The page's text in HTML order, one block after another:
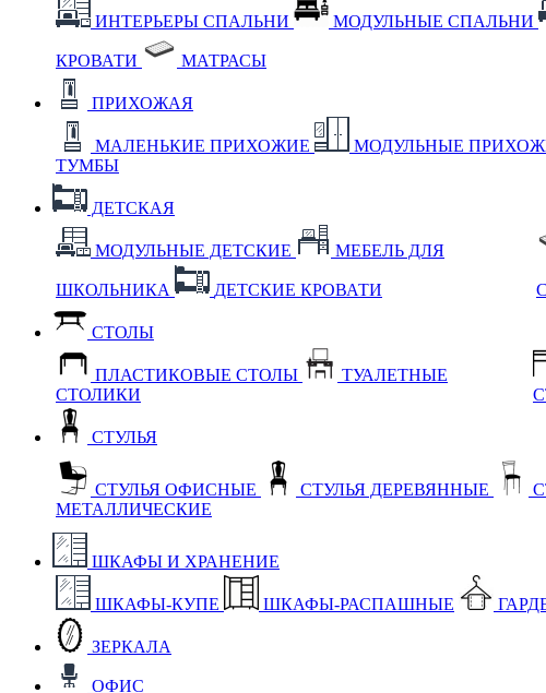
ИНТЕРЬЕРЫ СПАЛЬНИ МОДУЛЬНЫЕ СПАЛЬНИ
КРОВАТИ МАТРАСЫ
ПРИХОЖАЯ
МАЛЕНЬКИЕ ПРИХОЖИЕ МОДУЛЬНЫЕ
ТУМБЫ
ДЕТСКАЯ
МОДУЛЬНЫЕ ДЕТСКИЕ МЕБЕЛЬ ДЛЯ
ШКОЛЬНИКА ДЕТСКИЕ КРОВАТИ
СТОЛЫ
ПЛАСТИКОВЫЕ СТОЛЫ
ТУАЛЕТНЫЕ
СТОЛИКИ
СТУЛЬЯ
СТУЛЬЯ ОФИСНЫЕ СТУЛЬЯ ДЕРЕВЯННЫЕ
МЕТАЛЛИЧЕСКИЕ
ШКАФЫ И ХРАНЕНИЕ
ШКАФЫ-КУПЕ ШКАФЫ-РАСПАШНЫЕ
ЗЕРКАЛА
ОФИС